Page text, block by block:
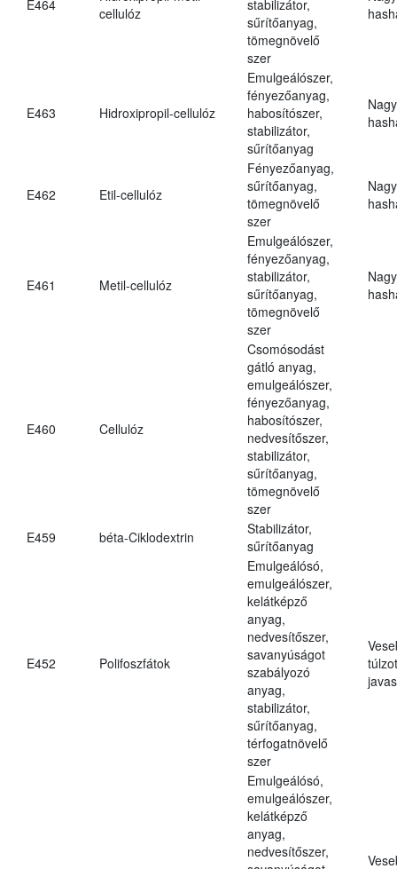
E464
cellulóz
stabilizátor,
sűrítőanyag,
tömegnövelő
szer
E463 Hidroxipropil-cellulóz
Emulgeálószer,
fényezőanyag,
habosítószer,
stabilizátor,
sűrítőanyag
E462 Etil-cellulóz
Fényezőanyag,
sűrítőanyag,
tömegnövelő
szer
E461 Metil-cellulóz
Emulgeálószer,
fényezőanyag,
stabilizátor,
sűrítőanyag,
tömegnövelő
szer
E460 Cellulóz
Csomósodást
gátló anyag,
emulgeálószer,
fényezőanyag,
habosítószer,
nedvesítőszer,
stabilizátor,
sűrítőanyag,
tömegnövelő
szer
E459
béta-Ciklodextrin
Stabilizátor,
sűrítőanyag
E452 Polifoszfátok
Emulgeálósó,
emulgeálószer,
kelátképző
anyag,
nedvesítőszer,
savanyúságot
szabályozó
anyag,
stabilizátor,
sűrítőanyag,
térfogatnövelő
szer
Emulgeálósó,
emulgeálószer,
kelátképző
anyag,
nedvesítőszer,